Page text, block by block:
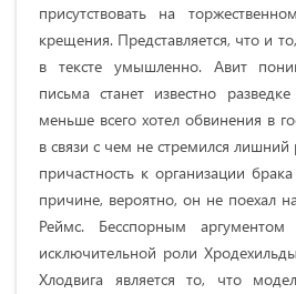
присутствовать на
крещения. Представляется, что и
в тексте умышленно. Авит
письма станет известно
меньше всего хотел обвинения в
в связи с чем не стремился
причастность к организации
причине, вероятно, он не поехал
Реймс. Бесспорным
исключительной роли
Хлодвига является то, что